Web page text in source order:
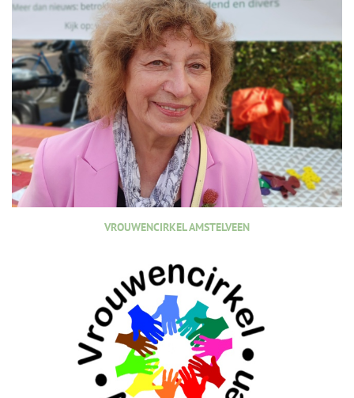
VROUWENCIRKEL AMSTELVEEN